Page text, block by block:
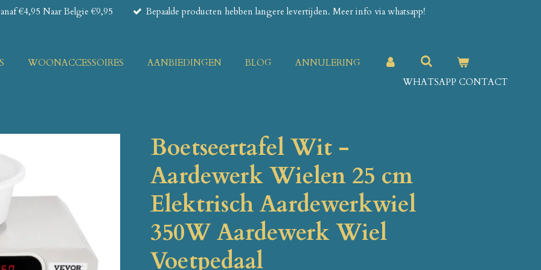
€4,95 Naar Belgie €9,95 Bepaalde producten hebben langere levertijden. Meer info via whatsapp!
WOONACCESSOIRES AANBIEDINGEN BLOG
ANNULERING
WHATSAPP CONTACT
Boetseertafel Wit -
Aardewerk Wielen 25 cm
Elektrisch Aardewerkwiel
350W Aardewerk Wiel
Voetpedaal